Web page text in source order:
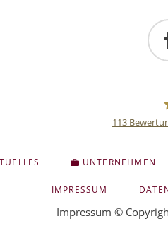
113
UNTERNEHMEN
ÜBERSPRINGEN
IMPRESSUM
Impressum ©